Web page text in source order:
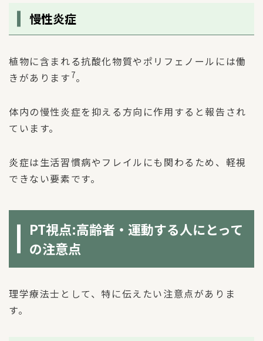
慢性炎症
植物に含まれる抗酸化物質やポリフェノールには働
きがあります 7。
体内の慢性炎症を抑える方向に作用すると報告され
ています。
炎症は生活習慣病やフレイルにも関わるため、軽視
できない要素です。
PT視点:高齢者・運動する人にとって
の注意点
理学療法士として、特に伝えたい注意点がありま
す。